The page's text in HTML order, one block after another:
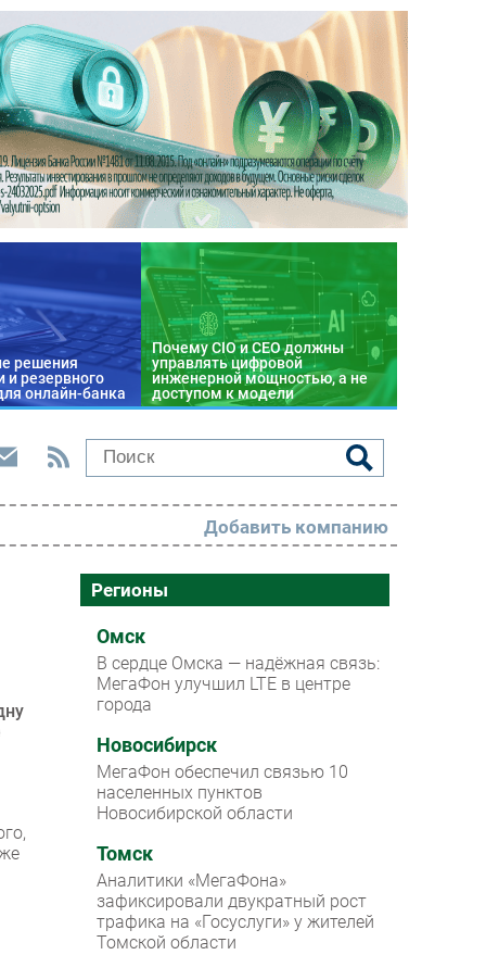
решения
и резервного
онлайн-банка
Почему CIO и CEO должны
управлять цифровой
инженерной мощностью, а не
доступом к модели
РАЗДЕЛЫ
Новости
Аналитика
Интервью
Мероприятия
Проекты
IT класс
Тестовый стенд
Каталог компаний
Добавить компанию
Регионы
Омск
В сердце Омска — надёжная связь:
МегаФон улучшил LTE в центре
города
Новосибирск
МегаФон обеспечил связью 10
населенных пунктов
Новосибирской области
Томск
Аналитики «МегаФона»
зафиксировали двукратный рост
трафика на «Госуслуги» у жителей
Томской области